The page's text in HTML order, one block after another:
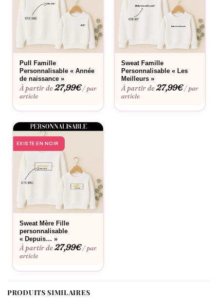
Pull Famille
Personnalisable « Année
de naissance »
À partir de27,99€ / par
article
Sweat Famille
Personnalisable « Les
Meilleurs »
À partir de27,99€ / par
article
EXISTE EN NOIR
Sweat Mère Fille
personnalisable
« Depuis… »
À partir de27,99€ / par
article
PRODUITS SIMILAIRES